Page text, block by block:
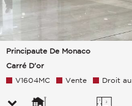
Principaute De Monaco
Carré D'or
V1604MC Vente Droit